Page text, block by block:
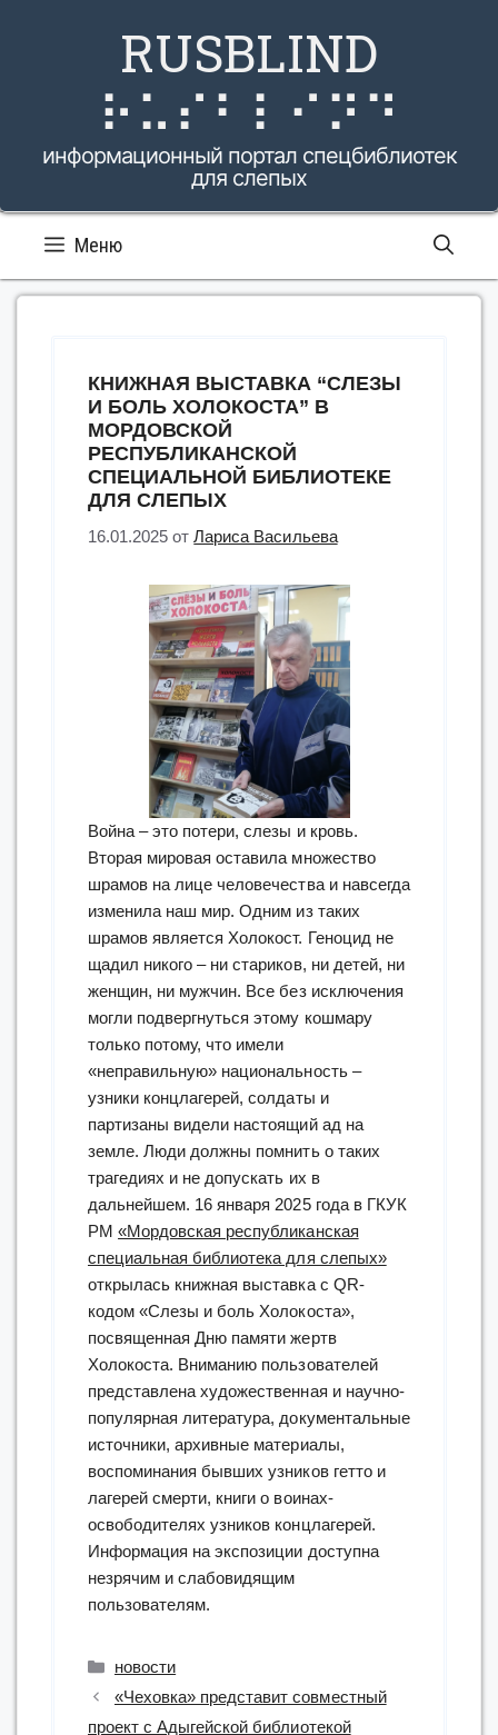
RUSBLIND
⠗⠥⠎⠃⠇⠊⠝⠙
информационный портал спецбиблиотек
для слепых
Меню
КНИЖНАЯ ВЫСТАВКА “СЛЕЗЫ
И БОЛЬ ХОЛОКОСТА” В
МОРДОВСКОЙ
РЕСПУБЛИКАНСКОЙ
СПЕЦИАЛЬНОЙ БИБЛИОТЕКЕ
ДЛЯ СЛЕПЫХ
16.01.2025 отЛариса Васильева
Война – это потери, слезы и кровь.
Вторая мировая оставила множество
шрамов на лице человечества и навсегда
изменила наш мир. Одним из таких
шрамов является Холокост. Геноцид не
щадил никого – ни стариков, ни детей, ни
женщин, ни мужчин. Все без исключения
могли подвергнуться этому кошмару
только потому, что имели
«неправильную» национальность –
узники концлагерей, солдаты и
партизаны видели настоящий ад на
земле. Люди должны помнить о таких
трагедиях и не допускать их в
дальнейшем. 16 января 2025 года в ГКУК
РМ«Мордовская республиканская
специальная библиотека для слепых»
открылась книжная выставка с QR-
кодом «Слезы и боль Холокоста»,
посвященная Дню памяти жертв
Холокоста. Вниманию пользователей
представлена художественная и научно-
популярная литература, документальные
источники, архивные материалы,
воспоминания бывших узников гетто и
лагерей смерти, книги о воинах-
освободителях узников концлагерей.
Информация на экспозиции доступна
незрячим и слабовидящим
пользователям.
Рубрики
новости
«Чеховка» представит совместный
проект с Адыгейской библиотекой